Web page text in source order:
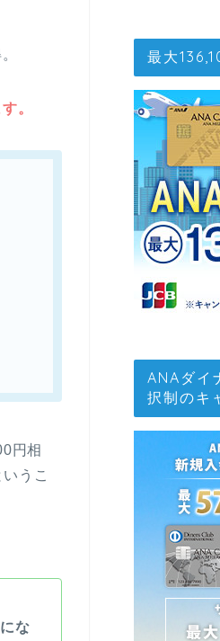
。
円相
うこ
な
最大
ANAダイ
択制のキ